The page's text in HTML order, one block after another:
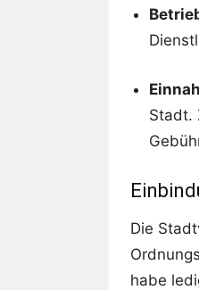
Stadt.
Die
habe